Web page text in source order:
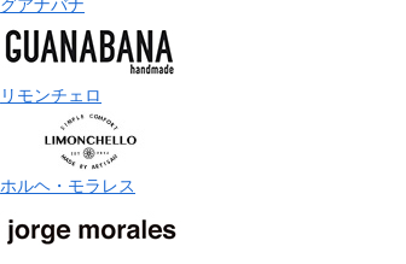
グアナバナ
リモンチェロ
ホルヘ・モラレス